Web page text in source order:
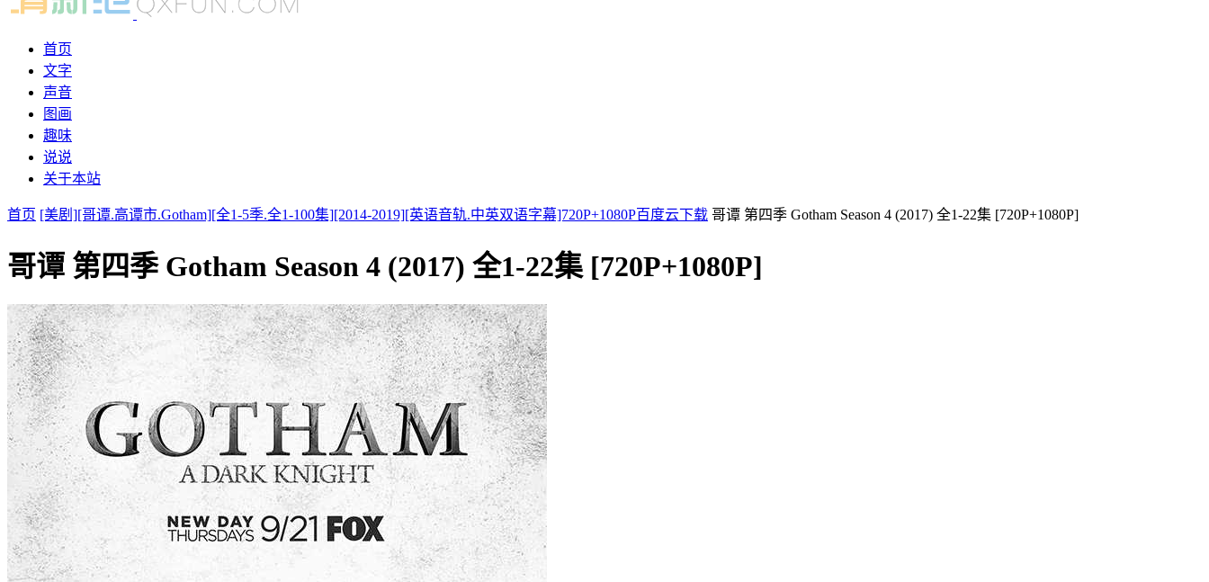
首页
文字
声音
图画
趣味
说说
关于本站
首页 [美剧][哥谭.高谭市.Gotham][全1-5季.全1-100集][2014-2019][英语音轨.中英双语字幕]720P+1080P百度云下载 哥谭 第四季 Gotham Season 4 (2017) 全1-22集 [720P+1080P]
哥谭 第四季 Gotham Season 4 (2017) 全1-22集 [720P+1080P]